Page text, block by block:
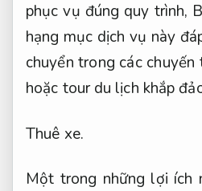
phục vụ đúng quy trình,
hạng mục dịch vụ này
chuyển trong các
hoặc tour du lịch khắp
Thuê xe.
Một trong những lợi ích